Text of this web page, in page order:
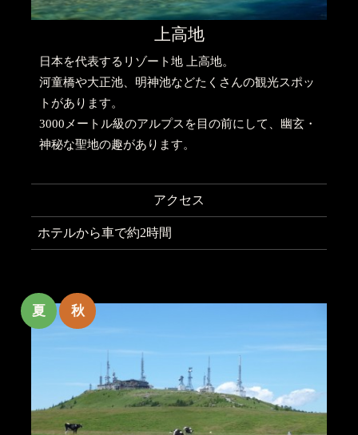
上高地
日本を代表するリゾート地 上高地。
河童橋や大正池、明神池などたくさんの観光スポッ
トがあります。
3000メートル級のアルプスを目の前にして、幽玄・
神秘な聖地の趣があります。
アクセス
ホテルから車で約2時間
夏 秋